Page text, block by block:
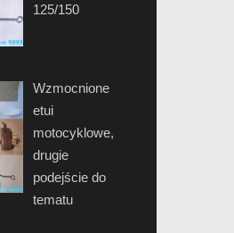
125/150
Wzmocnione
etui
motocyklowe,
drugie
podejście do
tematu